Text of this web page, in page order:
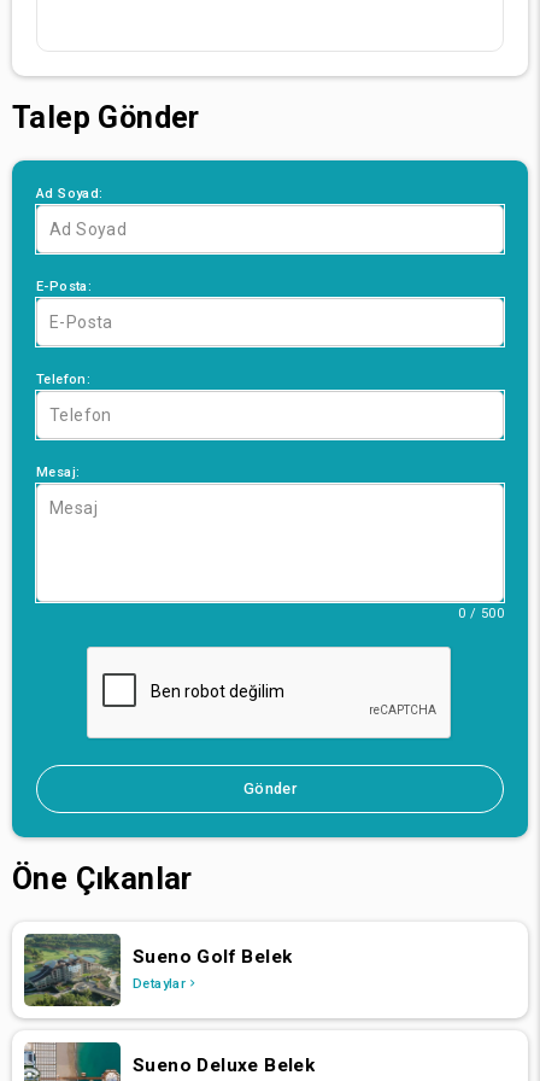
zamanda çevresi kadar efsanevi olmayı hedefleyen
etkinlikler için de tercih edilen bir mekândır. Masalsı
düğünler ve büyük kutlamalardan önemli konferanslara ve
olağanüstü yemek hizmetleri ve her etkinliği unutulmaz
bir destana dönüştüren bir arka plan sunar.
sadece bir tatil değil; hayal ve gerçeğin birleştiği bir
dünyaya açılan bir kapıdan geçmektir. Her unsur -
hayranlık uyandıran ambiyans, sayısız aktivite, lüks
konaklamaları sırasında bir parçası haline geldikleri bir
hikayeye katkıda bulunur.
sandığıdır. Çiftler içinse keşfedilmemiş topraklarda
romantik bir yolculuk. Yalnız seyahat edenler içinse hayal
Bu nedenle, bir sonraki kaçışınızı planlarken, The Land of
Legends'ın sadece bir seçenek olmadığını; keşfedilmeyi
tasarlanmış bir krallığa adım atmaya cesaret edenlerin
yaşadığı deneyimlerdir.
Antalya Belek'in kalbinde benzersiz bir destinasyon,
konuklarını fantastik olanın gerçek olduğu ve her anın
değil; destansı maceralar, hayal bile edilemeyecek lüksler
ve iç açıcı hikâyelerle dolu bir dünyanın anahtarı. Cirque du
işbirliği içinde tasarlanan bu muhteşem inziva yeri, bir
tema parkı, alışveriş cenneti, gösteri alanı ve lüks bir otelin
benzersiz bir birleşimi olarak duruyor. Burada, The Land
of Legends'ın büyüleyici dünyasına giriyor ve her yaştan
1. Mimari Harikalar ve Tematik İhtişam
Talep Gönder
Ad Soyad:
E-Posta:
Telefon:
Mesaj:
0 / 500
Gönder
Öne Çıkanlar
Sueno Golf Belek
Detaylar
Sueno Deluxe Belek